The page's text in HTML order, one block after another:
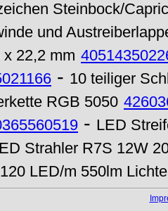
Steinbock/
und
22,2 mm
- 10 teiliger
RGB 5050
- LED
Strahler R7S 12W
LED/m 550lm